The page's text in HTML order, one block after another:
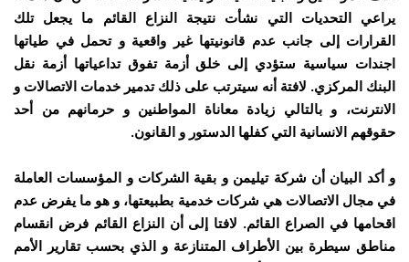
يراعي التحديات التي نشأت نتيجة النزاع القائم ما يجعل تلك
القرارات إلى جانب عدم قانونيتها غير واقعية و تحمل في طياتها
اجندات سياسية ستؤدي إلى خلق أزمة تفوق تداعياتها أزمة نقل
البنك المركزي. لافتة أنه سيترتب على ذلك تدمير خدمات الاتصالات و
الانترنت، و بالتالي زيادة معاناة المواطنين و حرمانهم من أحد
حقوقهم الانسانية التي كفلها الدستور و القانون.
و أكد البيان أن شركة تيليمن و بقية الشركات و المؤسسات العاملة
في مجال الاتصالات هي شركات خدمية بطبيعتها، و هو ما يفرض عدم
اقحامها في الصراع القائم. لافتا إلى أن النزاع القائم فرض انقسام
مناطق سيطرة بين الأطراف المتنازعة و الذي بحسب تقارير الأمم